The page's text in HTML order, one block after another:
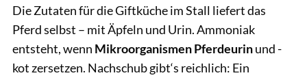
Die Zutaten für die Giftküche im Stall liefert das
Pferd selbst – mit Äpfeln und Urin. Ammoniak
entsteht, wenn Mikroorganismen Pferdeurinund -
kot zersetzen. Nachschub gibt‘s reichlich: Ein